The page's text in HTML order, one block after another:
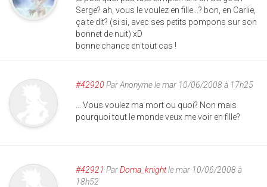
Serge? ah, vous le voulez en fille...? bon, en Carlie,
ça te dit? (si si, avec ses petits pompons sur son
bonnet de nuit) xD
bonne chance en tout cas !
#42920 ParAnonymele mar 10/06/2008 à 17h25
... Vous voulez ma mort ou quoi? Non mais
pourquoi tout le monde veux me voir en fille?
#42921 ParDoma_knightle mar 10/06/2008 à
18h52